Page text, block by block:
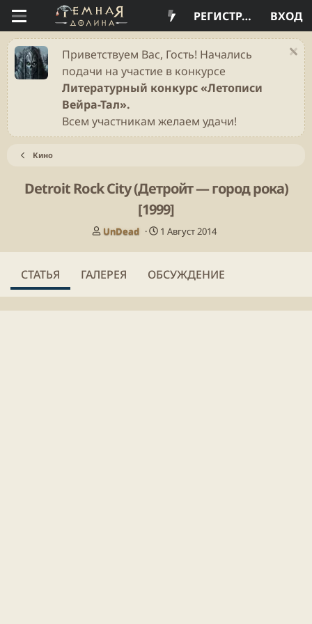
ВХОД
РЕГИСТРАЦИЯ
Приветствуем Вас, Гость! Начались
подачи на участие в конкурсе
Литературный конкурс «Летописи
Вейра-Тал».
Всем участникам желаем удачи!
Кино
Detroit Rock City (Детройт — город рока)
[1999]
А
о
UnDead
Д
а
у
б
1 Август 2014
СТАТЬЯ ГАЛЕРЕЯ ОБСУЖДЕНИЕ